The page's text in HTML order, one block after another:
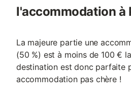
l'accommodation à
La majeure partie une
(50 %) est à moins de 100 €
destination est donc parfaite
accommodation pas chère !